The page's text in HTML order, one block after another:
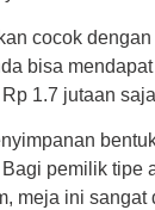
cocok
bisa
1.7 jutaan
pemilik tipe
meja ini sangat